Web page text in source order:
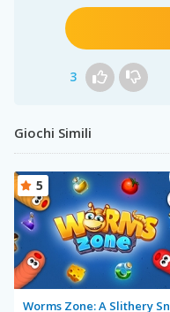
3
Giochi Simili
5